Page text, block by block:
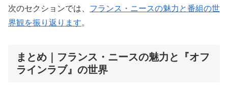
次のセクションでは、 フランス・ニースの魅力と番組の世
界観を振り返ります。
まとめ｜フランス・ニースの魅力と『オフ
ラインラブ』の世界